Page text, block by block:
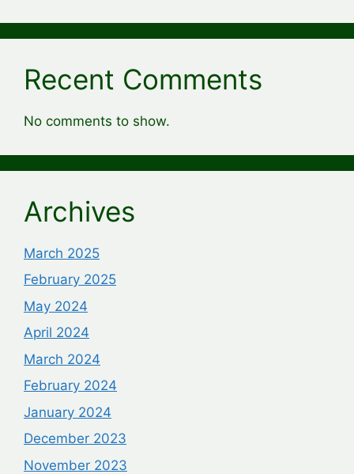
Recent Comments
No comments to show.
Archives
March 2025
February 2025
May 2024
April 2024
March 2024
February 2024
January 2024
December 2023
November 2023